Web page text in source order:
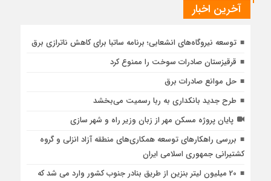
آخرین اخبار
توسعه نیروگاه‌های انشعابی؛ برنامه ساتبا برای کاهش ناترازی برق
قرقیزستان صادرات سوخت را ممنوع کرد
حل موانع صادرات برق
طرح جدید بانکداری به ربا رسمیت می‌بخشد
پایان پروژه مسکن مهر از زبان وزیر راه و شهر سازی
بررسی راهكارهای توسعه همكاری‌های منطقه آزاد انزلی و گروه
كشتیرانی جمهوری اسلامی ایران
20 میلیون لیتر بنزین از طریق بنادر جنوب کشور وارد می شد که